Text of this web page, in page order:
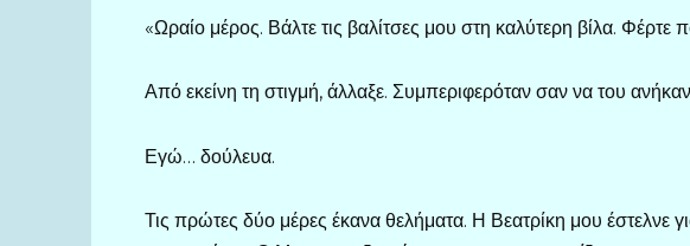
«Ωραίο μέρος. Βάλτε τις βαλίτσες μου στη καλύτερη βίλα. Φέρτε
Από εκείνη τη στιγμή, άλλαξε. Συμπεριφερόταν σαν να του
Εγώ… δούλευα.
Τις πρώτες δύο μέρες έκανα θελήματα. Η Βεατρίκη μου έστελνε